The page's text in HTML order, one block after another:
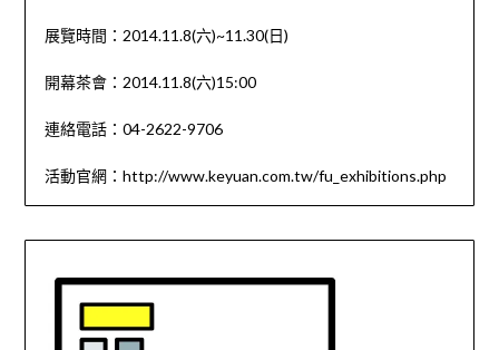
展覽時間：2014.11.8(六)~11.30(日)
開幕茶會：2014.11.8(六)15:00
連絡電話：04-2622-9706
活動官網：http://www.keyuan.com.tw/fu_exhibitions.php